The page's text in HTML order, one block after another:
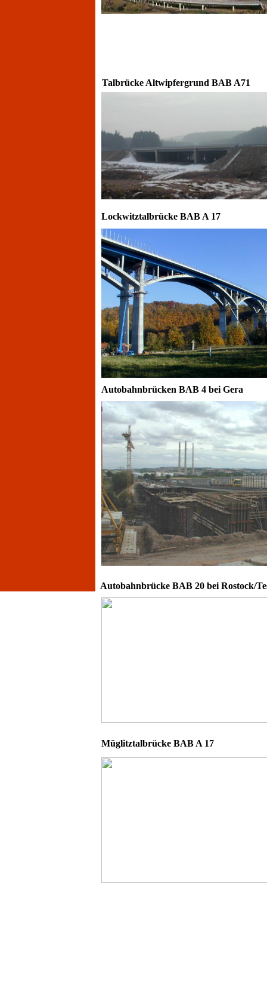
Talbrücke Altwipfergrund BAB A71
Lockwitztalbrücke BAB A 17
Autobahnbrücken BAB 4 bei Gera
Autobahnbrücke BAB 20 bei Rostock/
Müglitztalbrücke BAB A 17